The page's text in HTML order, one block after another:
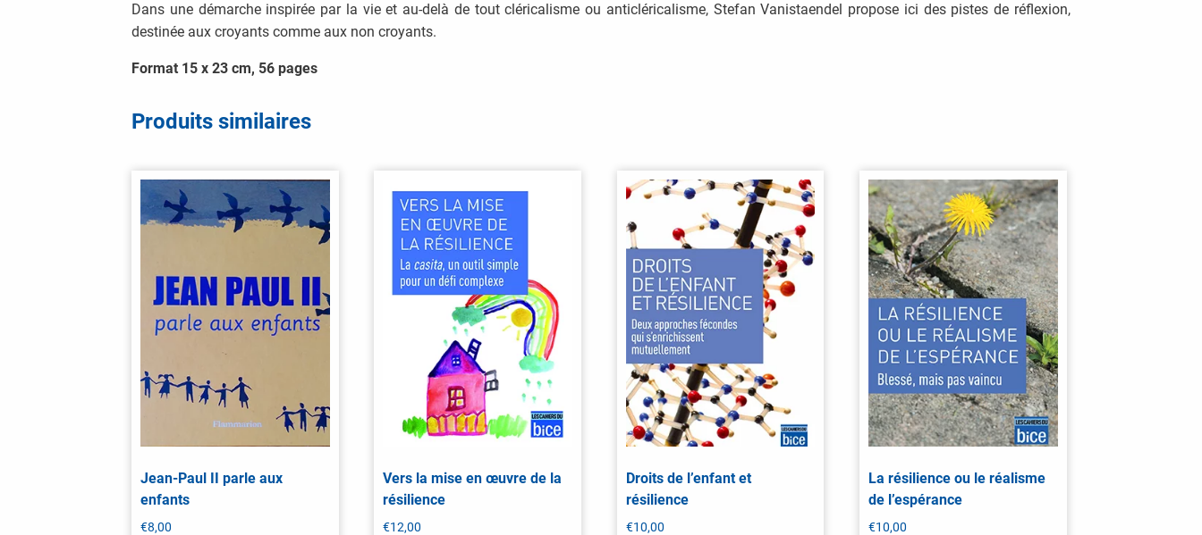
Dans une démarche inspirée par la vie et au-delà de tout cléricalisme ou anticléricalisme, Stefan Vanistaendel propose ici des pistes de réflexion,
destinée aux croyants comme aux non croyants.
Format 15 x 23 cm, 56 pages
Produits similaires
Jean-Paul II parle aux
enfants
€8,00
Vers la mise en œuvre de la
résilience
€12,00
Droits de l’enfant et
résilience
€10,00
La résilience ou le réalisme
de l’espérance
€10,00